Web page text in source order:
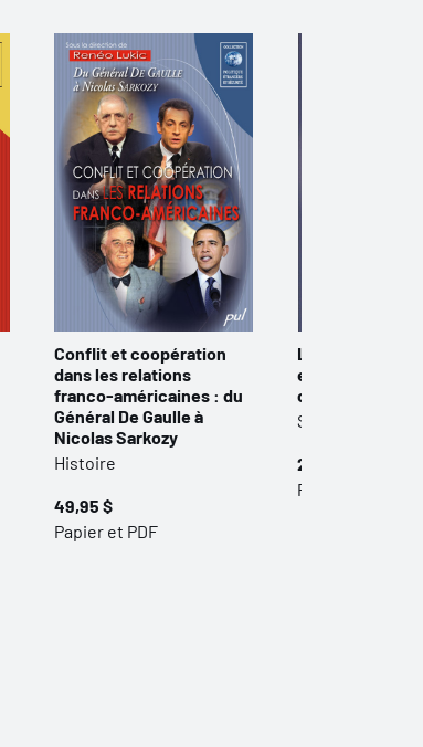
Conflit et coopération
dans les relations
franco-américaines : du
Général De Gaulle à
Nicolas Sarkozy
Histoire
49,95 $
Papier et PDF
La
en Asie-
cas de la
Science
25,00 $
Papier